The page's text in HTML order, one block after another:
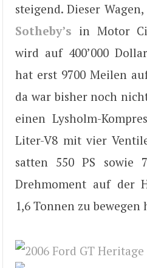
steigend. Dieser
Sotheby’s in Motor
wird auf 400’000
hat erst 9700 Meilen
da war bisher noch
einen Lysholm-
Liter-V8 mit vier
satten 550 PS sowie
Drehmoment auf der
1,6 Tonnen zu bewegen